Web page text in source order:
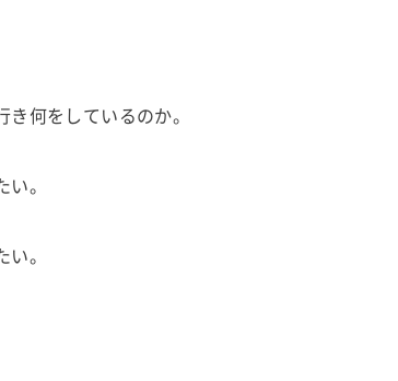
何をしているのか。
。
。